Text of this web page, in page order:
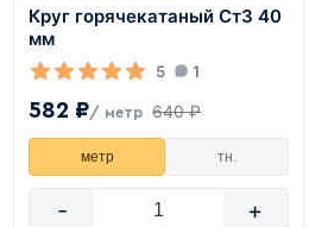
Круг горячекатаный Ст3 40
мм
5 1
582 ₽/ метр 640 ₽
метр тн.
- +